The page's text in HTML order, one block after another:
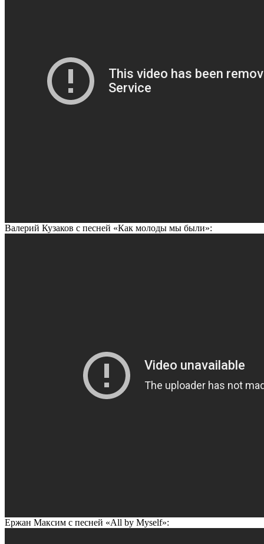
Валерий Кузаков с песней «Как молоды мы были»:
Ержан Максим с песней «All by Myself»: